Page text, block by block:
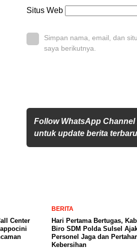
Situs Web
Simpan nama, email, dan
saya berikutnya.
Follow WhatsApp
untuk update berita
Center
BERITA
Hari Pertama Bertugas,
Biro SDM Polda Sulsel
Personel Jaga dan
Kebersihan